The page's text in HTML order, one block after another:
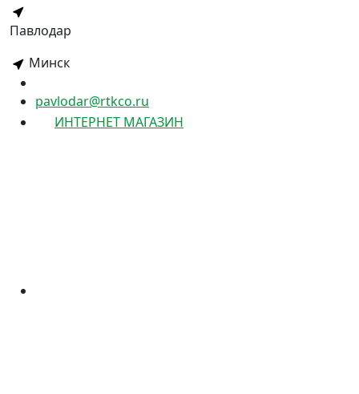
Павлодар
Минск
pavlodar@rtkco.ru
ИНТЕРНЕТ МАГАЗИН